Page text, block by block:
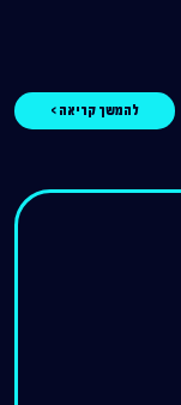
להמשך קריאה >